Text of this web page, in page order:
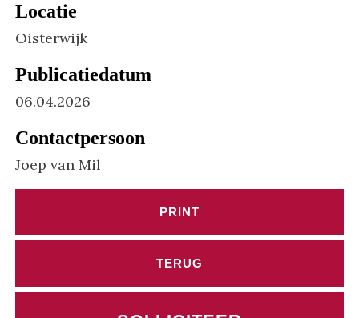
Locatie
Oisterwijk
Publicatiedatum
06.04.2026
Contactpersoon
Joep van Mil